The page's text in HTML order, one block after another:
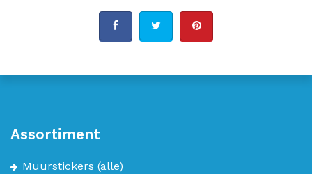
Assortiment
Muurstickers (alle)